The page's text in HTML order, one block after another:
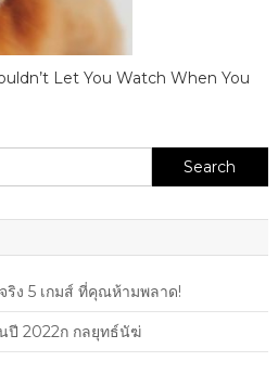
Let You Watch When You
Search
for:
ริง 5 เกมส์ ที่คุณห้ามพลาด!
ปี 2022ก กลยุทธ์นัฆ่